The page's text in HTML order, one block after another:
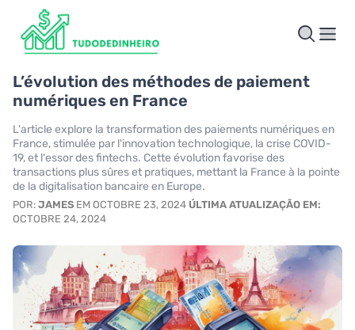
L’évolution des méthodes de paiement
numériques en France
L'article explore la transformation des paiements numériques en
France, stimulée par l'innovation technologique, la crise COVID-
19, et l'essor des fintechs. Cette évolution favorise des
transactions plus sûres et pratiques, mettant la France à la pointe
de la digitalisation bancaire en Europe.
POR: JAMES EM OCTOBRE 23, 2024 ÚLTIMA ATUALIZAÇÃO EM:
OCTOBRE 24, 2024